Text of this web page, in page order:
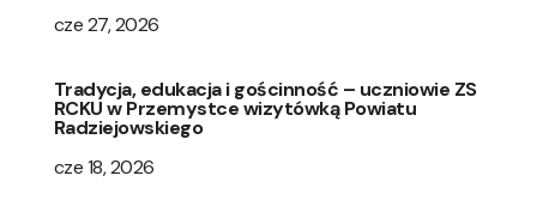
cze 27, 2026
Tradycja, edukacja i gościnność – uczniowie ZS
RCKU w Przemystce wizytówką Powiatu
Radziejowskiego
cze 18, 2026